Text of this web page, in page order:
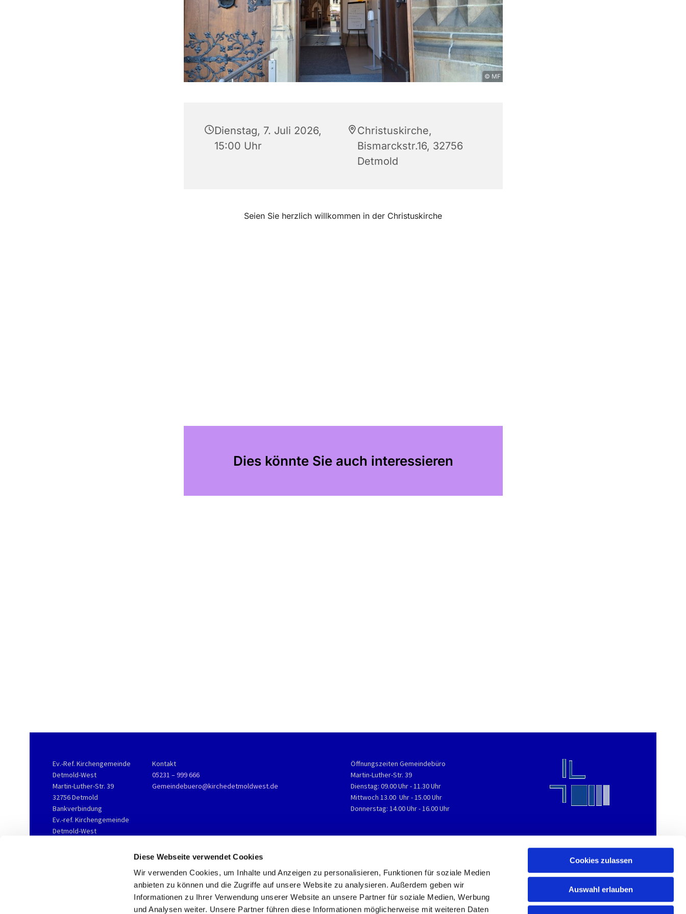
Diese Webseite verwendet Cookies
Wir verwenden Cookies, um Inhalte und Anzeigen zu personalisieren, Funktionen für soziale Medien
anbieten zu können und die Zugriffe auf unsere Website zu analysieren. Außerdem geben wir
Informationen zu Ihrer Verwendung unserer Website an unsere Partner für soziale Medien, Werbung
und Analysen weiter. Unsere Partner führen diese Informationen möglicherweise mit weiteren Daten
Cookies zulassen
Auswahl erlauben
© MF
Dienstag, 7. Juli 2026,
15:00 Uhr
Christuskirche,
Bismarckstr.16, 32756
Detmold
Seien Sie herzlich willkommen in der Christuskirche
Dies könnte Sie auch interessieren
Ev.-Ref. Kirchengemeinde
Detmold-West
Martin-Luther-Str. 39
32756 Detmold
Bankverbindung
Ev.-ref. Kirchengemeinde
Detmold-West
Kontakt
05231 – 999 666
Gemeindebuero@kirchedetmoldwest.de
Öffnungszeiten Gemeindebüro
Martin-Luther-Str. 39
Dienstag: 09.00 Uhr - 11.30 Uhr
Mittwoch 13.00 Uhr - 15.00 Uhr
Donnerstag: 14.00 Uhr - 16.00 Uhr